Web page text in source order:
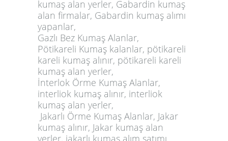
kumaş alan yerler, Gabardin kumaş
alan firmalar, Gabardin kumaş alımı
yapanlar,
Gazlı Bez Kumaş Alanlar,
Pötikareli Kumaş kalanlar, pötikareli
kareli kumaş alınır, pötikareli kareli
kumaş alan yerler,
İnterlok Örme Kumaş Alanlar,
interliok kumaş alınır, interliok
kumaş alan yerler,
Jakarlı Örme Kumaş Alanlar, Jakar
kumaş alınır, Jakar kumaş alan
yerler, jakarlı kumaş alım satımı